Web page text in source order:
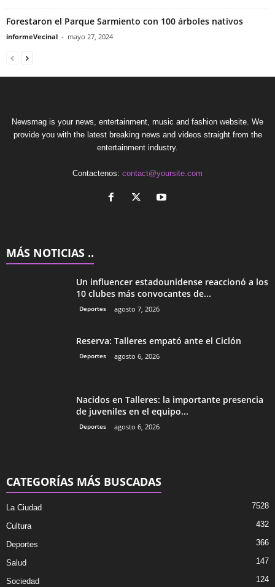
Forestaron el Parque Sarmiento con 100 árboles nativos
informeVecinal - mayo 27, 2024
Newsmag is your news, entertainment, music and fashion website. We
provide you with the latest breaking news and videos straight from the
entertainment industry.
Contactenos: contact@yoursite.com
MÁS NOTICIAS ..
Un influencer estadounidense reaccionó a los
10 clubes más convocantes de...
Deportes agosto 7, 2026
Reserva: Talleres empató ante el Ciclón
Deportes agosto 6, 2026
Nacidos en Talleres: la importante presencia
de juveniles en el equipo...
Deportes agosto 6, 2026
CATEGORÍAS MÁS BUSCADAS
La Ciudad 7528
Cultura 432
Deportes 366
Salud 147
Sociedad 124